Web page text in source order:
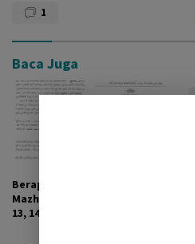
1
Baca Juga
Berapa Rukun Salat dalam
Mazhab Syafi’i yang Benar?
13, 14, 15, 17, 18, 19, atau 20?